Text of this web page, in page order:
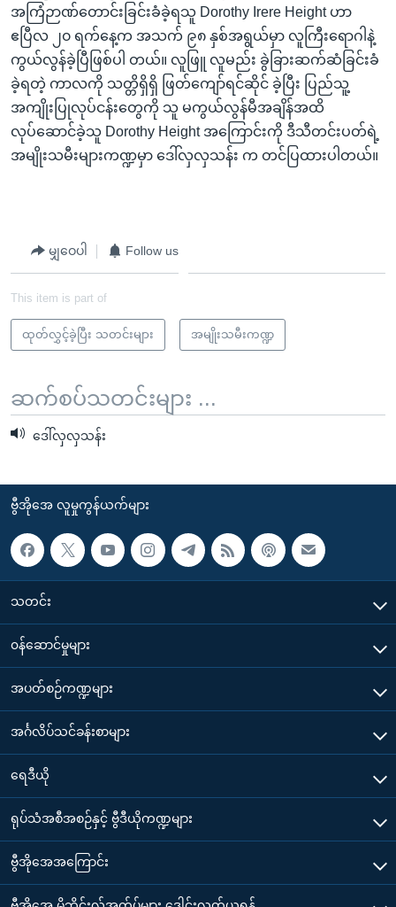
ရန်အကြံဉာဏ်တောင်းခြင်းခံခဲ့ရသူ Dorothy Irere Height ဟာ
ဧပြီလ ၂၀ ရက်နေ့က အသက် ၉၈ နှစ်အရွယ်မှာ လူကြီးရောဂါနဲ့
ကွယ်လွန်ခဲ့ပြီဖြစ်ပါ တယ်။ လူဖြူ လူမည်း ခွဲခြားဆက်ဆံခြင်းခံ
ခဲ့ရတဲ့ ကာလကို သတ္တိရှိရှိ ဖြတ်ကျော်ရင်ဆိုင် ခဲ့ပြီး ပြည်သူ့
အကျိုးပြုလုပ်ငန်းတွေကို သူ မကွယ်လွန်မီအချိန်အထိ
လုပ်ဆောင်ခဲ့သူ Dorothy Height အကြောင်းကို ဒီသီတင်းပတ်ရဲ့
အမျိုးသမီးများကဏ္ဍမှာ ဒေါ်လှလှသန်း က တင်ပြထားပါတယ်။
မျှဝေပါ Follow us
This item is part of
ထုတ်လွှင့်ခဲ့ပြီး သတင်းများ အမျိုးသမီးကဏ္ဍ
ဆက်စပ်သတင်းများ ...
ဒေါ်လှလှသန်း
ဗွီအိုအေ လူမှုကွန်ယက်များ
သတင်း
၀န်ဆောင်မှုများ
အပတ်စဉ်ကဏ္ဍများ
အင်္ဂလိပ်သင်ခန်းစာများ
ရေဒီယို
ရုပ်သံအစီအစဉ်နှင့် ဗွီဒီယိုကဏ္ဍများ
ဗွီအိုအေအကြောင်း